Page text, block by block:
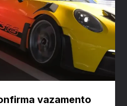
vazamento